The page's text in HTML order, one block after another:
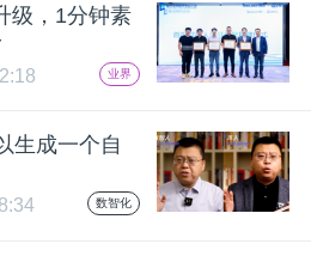
级，1分钟素
业界
生成一个自
数智化